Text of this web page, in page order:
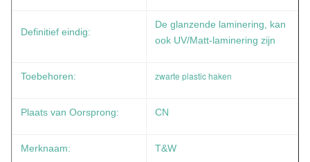
Definitief eindig:
De glanzende laminering, kan
ook UV/Matt-laminering zijn
Toebehoren: zwarte plastic haken
Plaats van Oorsprong: CN
Merknaam: T&W